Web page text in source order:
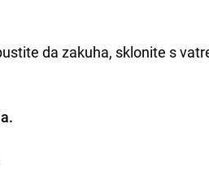
da zakuha, sklonite s